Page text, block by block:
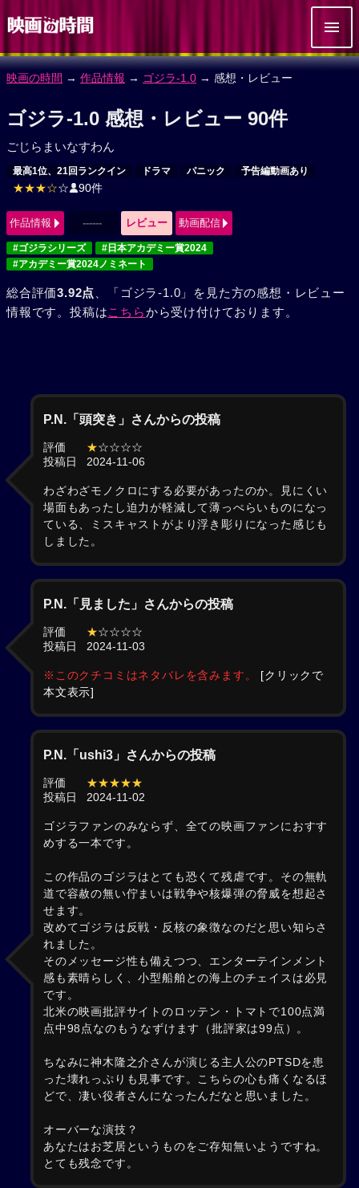
映画の時間 → 作品情報 → ゴジラ‐1.0 → 感想・レビュー
ゴジラ‐1.0 感想・レビュー 90件
ごじらまいなすわん
最高1位、21回ランクイン ドラマ パニック 予告編動画あり
★★★☆☆ 90件
作品情報 ------ レビュー 動画配信
#ゴジラシリーズ
#日本アカデミー賞2024
#アカデミー賞2024ノミネート
総合評価3.92点 、「ゴジラ‐1.0」を見た方の感想・レビュー
情報です。投稿はこちらから受け付けております。
P.N.「頭突き」さんからの投稿
評価 ★☆☆☆☆
投稿日
2024-11-06
わざわざモノクロにする必要があったのか。見にくい
場面もあったし迫力が軽減して薄っぺらいものになっ
ている、ミスキャストがより浮き彫りになった感じも
しました。
P.N.「見ました」さんからの投稿
評価 ★☆☆☆☆
投稿日
2024-11-03
※このクチコミはネタバレを含みます。
[クリックで
本文表示]
P.N.「ushi3」さんからの投稿
評価
★★★★★
投稿日
2024-11-02
ゴジラファンのみならず、全ての映画ファンにおすす
めする一本です。
この作品のゴジラはとても恐くて残虐です。その無軌
道で容赦の無い佇まいは戦争や核爆弾の脅威を想起さ
せます。
改めてゴジラは反戦・反核の象徴なのだと思い知らさ
れました。
そのメッセージ性も備えつつ、エンターテインメント
感も素晴らしく、小型船舶との海上のチェイスは必見
です。
北米の映画批評サイトのロッテン・トマトで100点満
点中98点なのもうなずけます（批評家は99点）。
ちなみに神木隆之介さんが演じる主人公のPTSDを患
った壊れっぷりも見事です。こちらの心も痛くなるほ
どで、凄い役者さんになったんだなと思いました。
オーバーな演技？
あなたはお芝居というものをご存知無いようですね。
とても残念です。